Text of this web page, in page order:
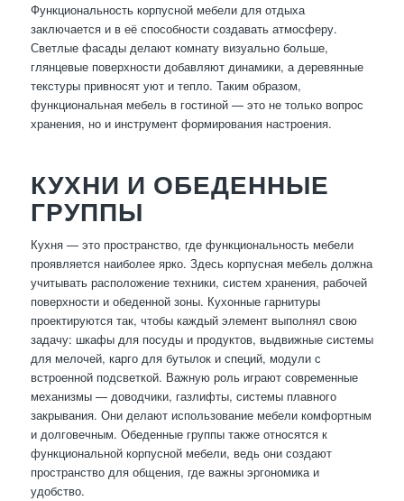
Функциональность корпусной мебели для отдыха
заключается и в её способности создавать атмосферу.
Светлые фасады делают комнату визуально больше,
глянцевые поверхности добавляют динамики, а деревянные
текстуры привносят уют и тепло. Таким образом,
функциональная мебель в гостиной — это не только вопрос
хранения, но и инструмент формирования настроения.
КУХНИ И ОБЕДЕННЫЕ
ГРУППЫ
Кухня — это пространство, где функциональность мебели
проявляется наиболее ярко. Здесь корпусная мебель должна
учитывать расположение техники, систем хранения, рабочей
поверхности и обеденной зоны. Кухонные гарнитуры
проектируются так, чтобы каждый элемент выполнял свою
задачу: шкафы для посуды и продуктов, выдвижные системы
для мелочей, карго для бутылок и специй, модули с
встроенной подсветкой. Важную роль играют современные
механизмы — доводчики, газлифты, системы плавного
закрывания. Они делают использование мебели комфортным
и долговечным. Обеденные группы также относятся к
функциональной корпусной мебели, ведь они создают
пространство для общения, где важны эргономика и
удобство.